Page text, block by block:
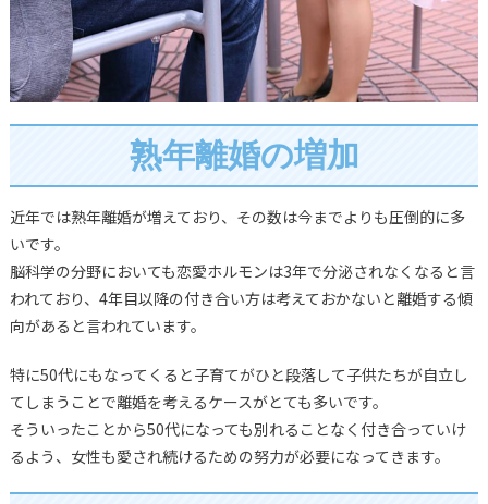
熟年離婚の増加
近年では熟年離婚が増えており、その数は今までよりも圧倒的に多
いです。
脳科学の分野においても恋愛ホルモンは3年で分泌されなくなると言
われており、4年目以降の付き合い方は考えておかないと離婚する傾
向があると言われています。
特に50代にもなってくると子育てがひと段落して子供たちが自立し
てしまうことで離婚を考えるケースがとても多いです。
そういったことから50代になっても別れることなく付き合っていけ
るよう、女性も愛され続けるための努力が必要になってきます。